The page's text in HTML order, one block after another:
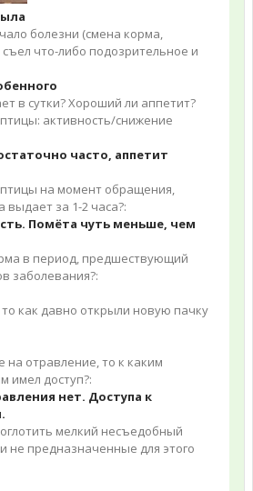
болезни (смена корма,
съел что-либо подозрительное и
в сутки? Хороший ли аппетит?
активность/снижение
часто, аппетит
на момент обращения,
выдает за 1-2 часа?:
Помёта чуть меньше, чем
в период, предшествующий
заболевания?:
как давно открыли новую пачку
на отравление, то к каким
имел доступ?:
нет. Доступа к
мелкий несъедобный
не предназначенные для этого